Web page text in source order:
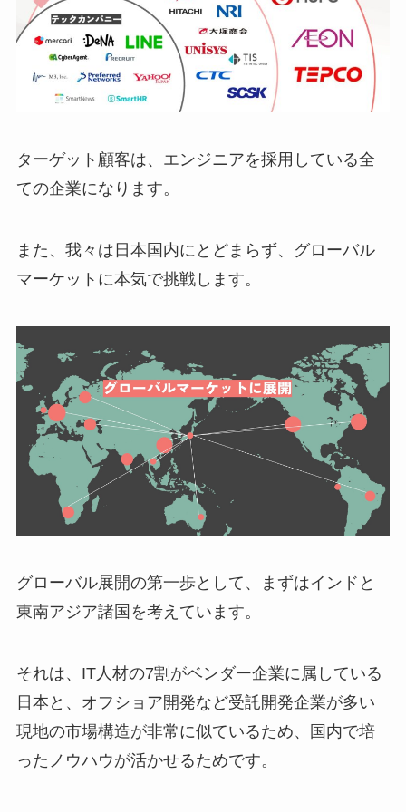
ターゲット顧客は、エンジニアを採用している全
ての企業になります。
また、我々は日本国内にとどまらず、グローバル
マーケットに本気で挑戦します。
グローバル展開の第一歩として、まずはインドと
東南アジア諸国を考えています。
それは、IT人材の7割がベンダー企業に属している
日本と、オフショア開発など受託開発企業が多い
現地の市場構造が非常に似ているため、国内で培
ったノウハウが活かせるためです。